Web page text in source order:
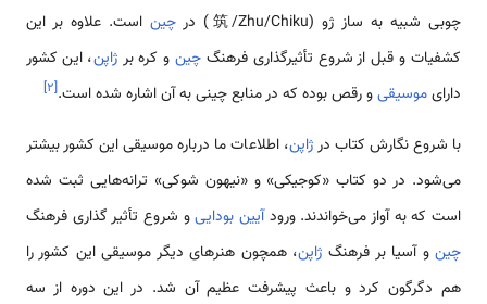
چوبی شبیه به ساز ژو (筑/Zhu/Chiku) در
چیناست. علاوه بر این
کشفیات و قبل از شروع تأثیرگذاری فرهنگ چینو کره بر ژاپن، این کشور
دارایموسیقیو رقص بوده که در منابع چینی به آن اشاره شده است.[۲]
با شروع نگارش کتاب درژاپن، اطلاعات ما درباره موسیقی این کشور بیشتر
می‌شود. در دو کتاب «کوجیکی» و «نیهون شوکی» ترانه‌هایی ثبت شده
است که به آواز می‌خواندند. ورودآیین بوداییو شروع تأثیر گذاری فرهنگ
چینو آسیا بر فرهنگ ژاپن، همچون هنرهای دیگر موسیقی این کشور را
هم دگرگون کرد و باعث پیشرفت عظیم آن شد. در این دوره از سه